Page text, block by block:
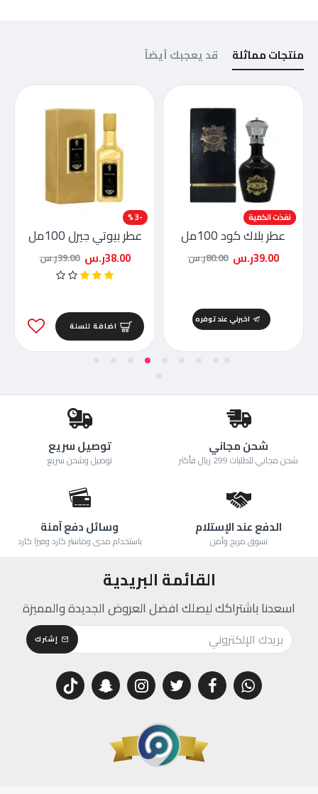
منتجات مماثلة قد يعجبك أيضاً
-51 %
نفذت الكمية
عطر بلاك كود 100مل
39.00ر.س 80.00ر.س
اخبرني عند توفره
-3 %
عطر بيوتي جيرل 100مل
38.00ر.س 39.00ر.س
اضافة للسلة
شحن مجاني
شحن مجاني للطلبات 299 ريال فأكثر
توصيل سريع
توصيل وشحن سريع
الدفع عند الإستلام
تسوق مريح وآمن
وسائل دفع آمنة
باستخدام مدى وماستر كارد وفيزا كارد
القائمة البريدية
اسعدنا باشتراكك ليصلك افضل العروض الجديدة والمميزة
إشترك